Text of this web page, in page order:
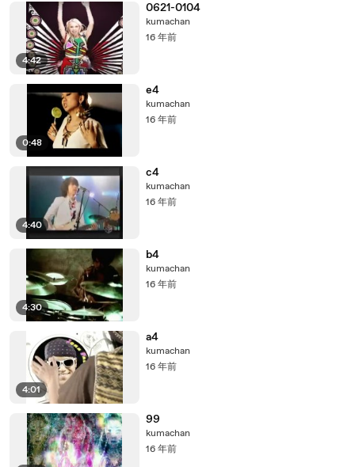
4:42
0621-0104
kumachan
16 年前
0:48
e4
kumachan
16 年前
4:40
c4
kumachan
16 年前
4:30
b4
kumachan
16 年前
4:01
a4
kumachan
16 年前
99
kumachan
16 年前